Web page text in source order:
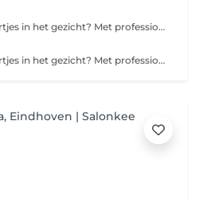
Last van ongewenste haartjes in het gezicht? Met professioneel gezichtsharsen verwijderen we haartjes zorgvuldig en effectief, zodat je huid weer glad en verzorgd aanvoelt. Geschikt voor onder andere bovenlip, kin, wangen of kaaklijn. Het resultaat? Een zachte, frisse huid met een langdurig glad effect. Beperkingen: Niet geschikt bij beschadigde of geïrriteerde huid Bij gebruik van bepaalde medicatie (zoals Roaccutane) vooraf melden Niet direct na zonverbranding of intensieve peeling Bij twijfel over huidconditie eerst overleg Goed om te weten: Het resultaat blijft gemiddeld 3 tot 4 weken zichtbaar Lichte roodheid na de behandeling is normaal en trekt snel weg Vermijd 24 uur na de behandeling zon, sauna en intensieve huidproducten Kom bij voorkeur zonder make-up op het te behandelen gebied
Last van ongewenste haartjes in het gezicht? Met professioneel gezichtsharsen verwijderen we haartjes zorgvuldig en effectief, zodat je huid weer glad en verzorgd aanvoelt. Geschikt voor onder andere bovenlip, kin, wangen of kaaklijn. Het resultaat? Een zachte, frisse huid met een langdurig glad effect. Beperkingen: Niet geschikt bij beschadigde of geïrriteerde huid Bij gebruik van bepaalde medicatie (zoals Roaccutane) vooraf melden Niet direct na zonverbranding of intensieve peeling Bij twijfel over huidconditie eerst overleg Goed om te weten: Het resultaat blijft gemiddeld 3 tot 4 weken zichtbaar Lichte roodheid na de behandeling is normaal en trekt snel weg Vermijd 24 uur na de behandeling zon, sauna en intensieve huidproducten Kom bij voorkeur zonder make-up op het te behandelen gebied